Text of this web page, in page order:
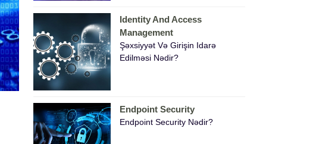
Identity And Access
Management
Şəxsiyyət Və Girişin Idarə
Edilməsi Nədir?
Endpoint Security
Endpoint Security Nədir?